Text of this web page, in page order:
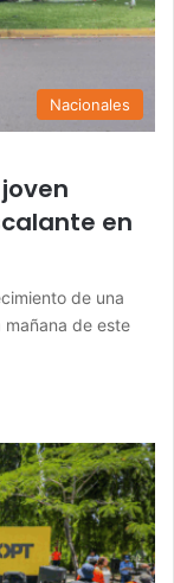
Nacionales
en
de una
de este